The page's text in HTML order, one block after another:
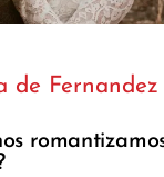
de Fernandez